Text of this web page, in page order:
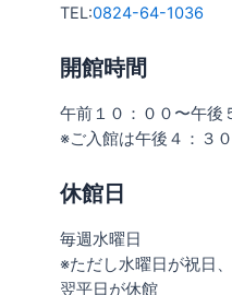
TEL:0824-64-1036
開館時間
午前１０：００〜午後
※ご入館は午後４：３
休館日
毎週水曜日
※ただし水曜日が祝日
翌平日が休館